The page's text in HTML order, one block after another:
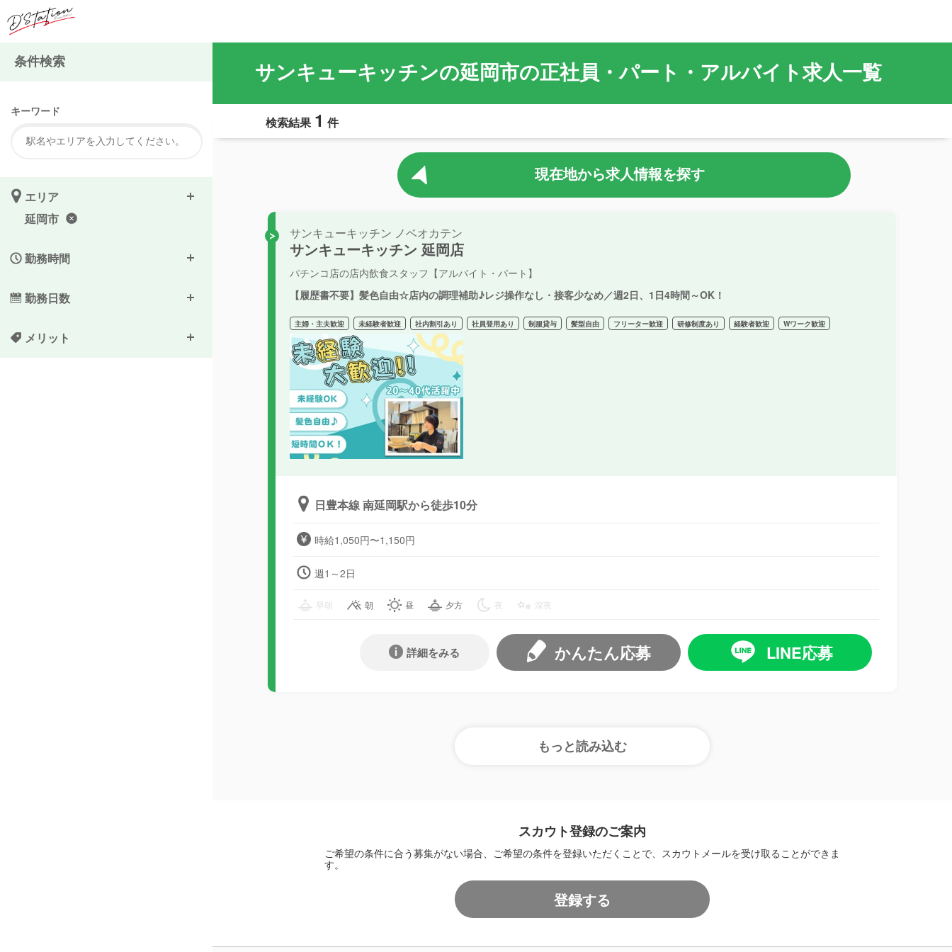
サンキューキッチンの延岡市の正社員・パート・アルバイト求人一覧
検索結果 1 件
現在地から求人情報を探す
サンキューキッチン ノベオカテン
サンキューキッチン 延岡店
パチンコ店の店内飲食スタッフ【アルバイト・パート】
【履歴書不要】髪色自由☆店内の調理補助♪レジ操作なし・接客少なめ／週2日、1日4時間～OK！
主婦・主夫歓迎 未経験者歓迎 社内割引あり 社員登用あり 制服貸与 髪型自由 フリーター歓迎 研修制度あり 経験者歓迎 Wワーク歓迎
日豊本線 南延岡駅から徒歩10分
時給1,050円〜1,150円
週1～2日
早朝 朝 昼 夕方 夜 深夜
LINE応募
かんたん応募
詳細をみる
スカウト登録のご案内
ご希望の条件に合う募集がない場合、ご希望の条件を登録いただくことで、スカウトメールを受け取ることができま
す。
登録する
条件検索
キーワード
エリア
延岡市
勤務時間
勤務日数
メリット